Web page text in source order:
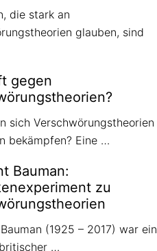
die stark an
glauben, sind
gegen
sich Verschwörungstheorien
bekämpfen? Eine …
Bauman:
zu
(1925 – 2017) war ein
…